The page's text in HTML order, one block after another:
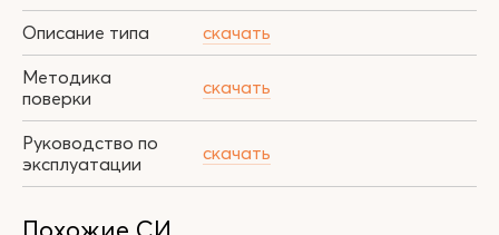
Описание типа
скачать
Методика
поверки
скачать
Руководство по
эксплуатации
скачать